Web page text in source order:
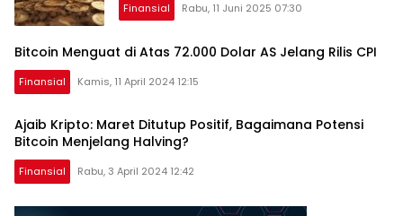
Finansial Rabu, 11 Juni 2025 07:30
Bitcoin Menguat di Atas 72.000 Dolar AS Jelang Rilis CPI
Finansial Kamis, 11 April 2024 12:15
Ajaib Kripto: Maret Ditutup Positif, Bagaimana Potensi
Bitcoin Menjelang Halving?
Finansial Rabu, 3 April 2024 12:42